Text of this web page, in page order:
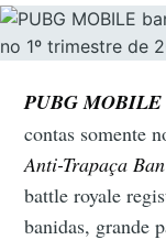
PUBG MOBILE
contas somente
Anti-Trapaça
battle royale
banidas, grande